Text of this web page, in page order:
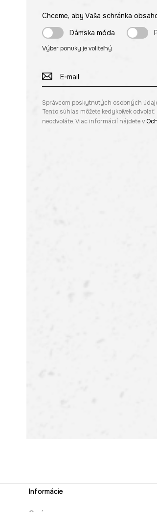
Chceme, aby Vaša schránka
Dámska móda
Výber ponuky je voliteľný
Správcom poskytnutých osobných
Tento súhlas môžete kedykoľvek
neodvoláte. Viac informácií nájdete v
Informácie